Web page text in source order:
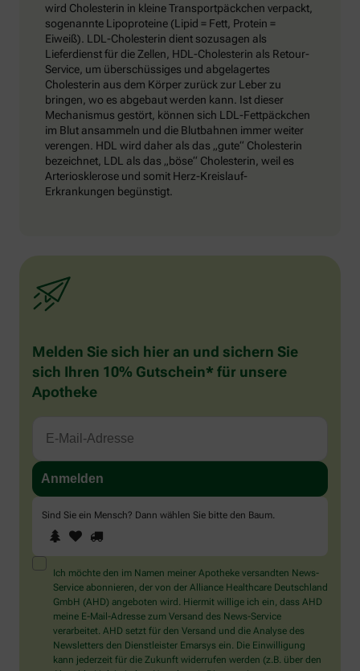
wird Cholesterin in kleine Transportpäckchen verpackt,
sogenannte Lipoproteine (Lipid = Fett, Protein =
Eiweiß). LDL-Cholesterin dient sozusagen als
Lieferdienst für die Zellen, HDL-Cholesterin als Retour-
Service, um überschüssiges und abgelagertes
Cholesterin aus dem Körper zurück zur Leber zu
bringen, wo es abgebaut werden kann. Ist dieser
Mechanismus gestört, können sich LDL-Fettpäckchen
im Blut ansammeln und die Blutbahnen immer weiter
verengen. HDL wird daher als das „gute“ Cholesterin
bezeichnet, LDL als das „böse“ Cholesterin, weil es
Arteriosklerose und somit Herz-Kreislauf-
Erkrankungen begünstigt.
Melden Sie sich hier an und sichern Sie
sich Ihren 10% Gutschein* für unsere
Apotheke
Sind Sie ein Mensch? Dann wählen Sie bitte den Baum.
Sind
Sie
ein
Mensch?
Dann
wählen
Sie
bitte
den
Baum.
1 2
Ich möchte den im Namen meiner Apotheke versandten News-
Service abonnieren, der von der Alliance Healthcare Deutschland
GmbH (AHD) angeboten wird. Hiermit willige ich ein, dass AHD
meine E-Mail-Adresse zum Versand des News-Service
verarbeitet. AHD setzt für den Versand und die Analyse des
Newsletters den Dienstleister Emarsys ein. Die Einwilligung
kann jederzeit für die Zukunft widerrufen werden (z.B. über den